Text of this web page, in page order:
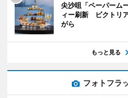
尖沙咀「ペーパーム
ィー刷新 ビクトリ
がら
もっと見る
フォトフラ